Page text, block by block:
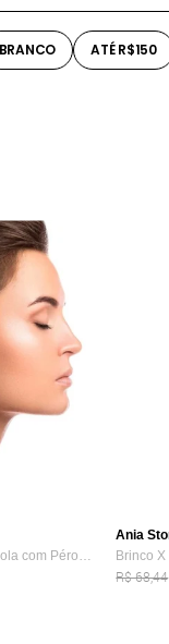
BRANCO ATÉ R$150
Brincos de Pressão Argola com Pérolas Re...
Ania
R$ 68,44